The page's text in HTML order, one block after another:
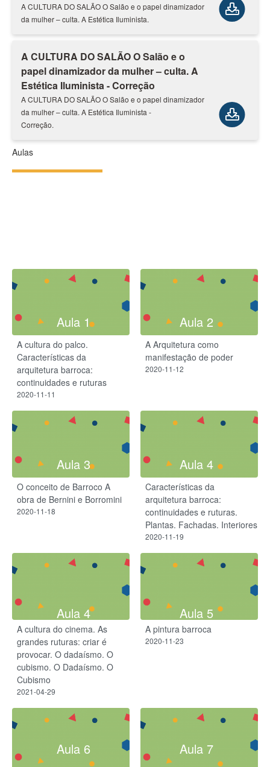
A CULTURA DO SALÃO O Salão e o papel dinamizador
da mulher – culta. A Estética Iluminista.
A CULTURA DO SALÃO O Salão e o
papel dinamizador da mulher – culta. A
Estética Iluminista - Correção
A CULTURA DO SALÃO O Salão e o papel dinamizador
da mulher – culta. A Estética Iluminista -
Correção.
Aulas
Aula 1
A cultura do palco.
Características da
arquitetura barroca:
continuidades e ruturas
2020-11-11
Aula 2
A Arquitetura como
manifestação de poder
2020-11-12
Aula 3
O conceito de Barroco A
obra de Bernini e Borromini
2020-11-18
Aula 4
Características da
arquitetura barroca:
continuidades e ruturas.
Plantas. Fachadas. Interiores
2020-11-19
Aula 4
A cultura do cinema. As
grandes ruturas: criar é
provocar. ​O dadaísmo. O
cubismo. O Dadaísmo.​ O
Cubismo​
2021-04-29
Aula 5
A pintura barroca
2020-11-23
Aula 6 Aula 7